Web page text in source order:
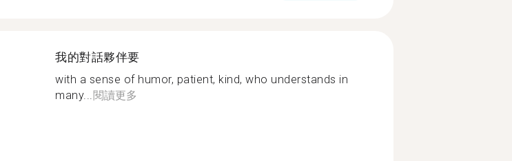
我的對話夥伴要
with a sense of humor, patient, kind, who understands in
many...閱讀更多